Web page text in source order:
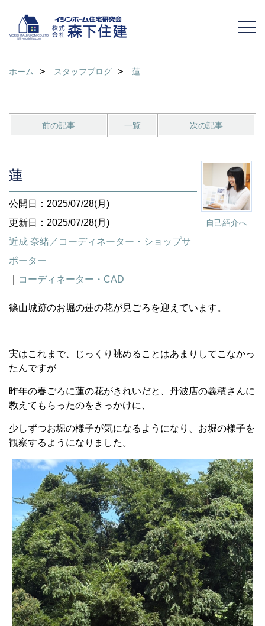
ホーム スタッフブログ 蓮
前の記事 一覧 次の記事
自己紹介へ
蓮
公開日：2025/07/28(月)
更新日：2025/07/28(月)
近成 奈緒／コーディネーター・ショップサ
ポーター
コーディネーター・CAD
篠山城跡のお堀の蓮の花が見ごろを迎えています。
実はこれまで、じっくり眺めることはあまりしてこなかっ
たんですが
昨年の春ごろに蓮の花がきれいだと、丹波店の義積さんに
教えてもらったのをきっかけに、
少しずつお堀の様子が気になるようになり、お堀の様子を
観察するようになりました。